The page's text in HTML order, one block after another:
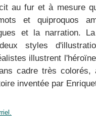
au fur et à mesure
et quiproquos
et la narration.
styles
illustrent
cadre très colorés,
inventée par